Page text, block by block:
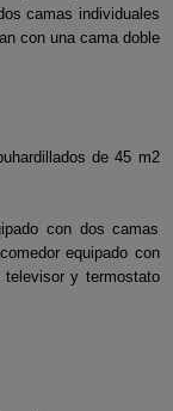
camas individuales
con una cama doble
de 45 m2
con dos camas
equipado con
y termostato